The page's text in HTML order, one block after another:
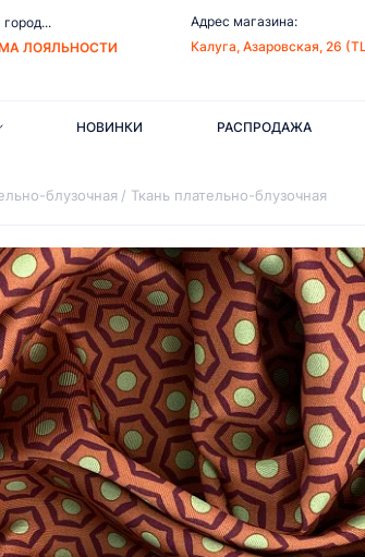
город...
ЛОЯЛЬНОСТИ
Адрес магазина:
Калуга, Азаровская, 26
НОВИНКИ РАСПРОДАЖА
блузочная Ткань плательно-блузочная